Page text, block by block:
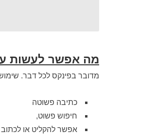
מה אפשר לעשות
מדובר בפינקס לכל דבר. שימוש
כתיבה פשוטה
חיפוש פשוט,
אפשר להקליט או